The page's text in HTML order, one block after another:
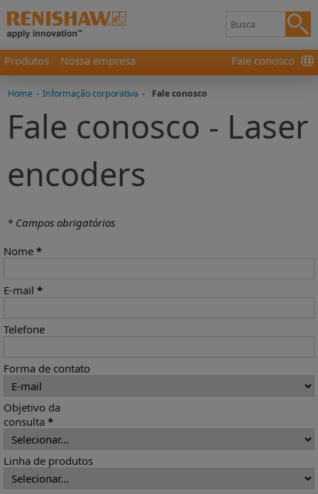
Produtos Nossa empresa Fale conosco
Home - Informação corporativa - Fale conosco
Fale conosco - Laser
encoders
* Campos obrigatórios
Nome *
E-mail *
Telefone
Forma de contato
Objetivo da
consulta *
Linha de produtos